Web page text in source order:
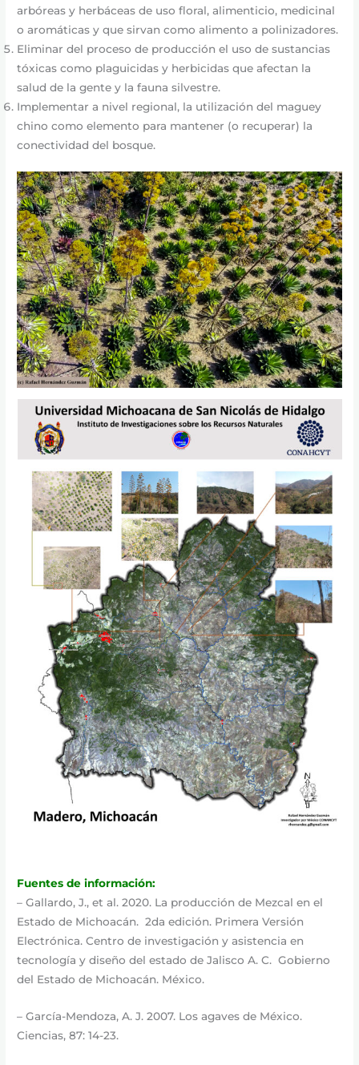
arbóreas y herbáceas de uso floral, alimenticio, medicinal
o aromáticas y que sirvan como alimento a polinizadores.
Eliminar del proceso de producción el uso de sustancias
tóxicas como plaguicidas y herbicidas que afectan la
salud de la gente y la fauna silvestre.
Implementar a nivel regional, la utilización del maguey
chino como elemento para mantener (o recuperar) la
conectividad del bosque.
Fuentes de información:
– Gallardo, J., et al. 2020. La producción de Mezcal en el
Estado de Michoacán. 2da edición. Primera Versión
Electrónica. Centro de investigación y asistencia en
tecnología y diseño del estado de Jalisco A. C. Gobierno
del Estado de Michoacán. México.
– García-Mendoza, A. J. 2007. Los agaves de México.
Ciencias, 87: 14-23.